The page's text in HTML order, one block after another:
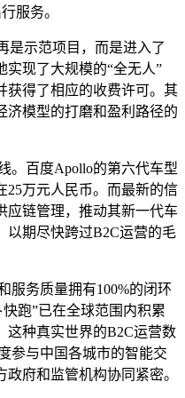
服务。
是示范项目，而是进入了
实现了大规模的“全无人”
获得了相应的收费许可。其
济模型的打磨和盈利路径的
。百度Apollo的第六代车型
25万元人民币。而最新的信
应链管理，推动其新一代车
以期尽快跨过B2C运营的毛
服务质量拥有100%的闭环
跑”已在全球范围内积累
这种真实世界的B2C运营数
参与中国各城市的智能交
府和监管机构协同紧密。